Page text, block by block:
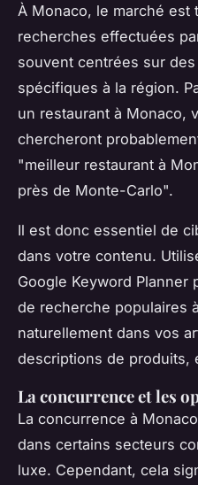
À Monaco, le marché est
recherches effectuées
souvent centrées sur
spécifiques à la région.
un restaurant à Monaco,
chercheront
"meilleur restaurant à
près de Monte-Carlo".
Il est donc essentiel de
dans votre contenu.
Google Keyword
de recherche populaires
naturellement dans vos
descriptions de produits,
La concurrence et les
La concurrence à
dans certains secteurs
luxe. Cependant, cela